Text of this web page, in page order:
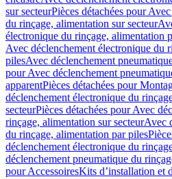
sur secteurPièces détachées pour
du rinçage, alimentation sur secteur
électronique du rinçage, alimentation
Avec déclenchement électronique du
pilesAvec déclenchement
pour Avec déclenchement
apparentPièces détachées pour
déclenchement électronique du
secteurPièces détachées pour Avec
rinçage, alimentation sur secteurAvec
du rinçage, alimentation par piles
déclenchement électronique du
déclenchement pneumatique du
pour AccessoiresKits d’installation et